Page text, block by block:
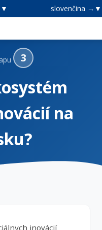
▼ slovenčina →▼
3
na
inovácií